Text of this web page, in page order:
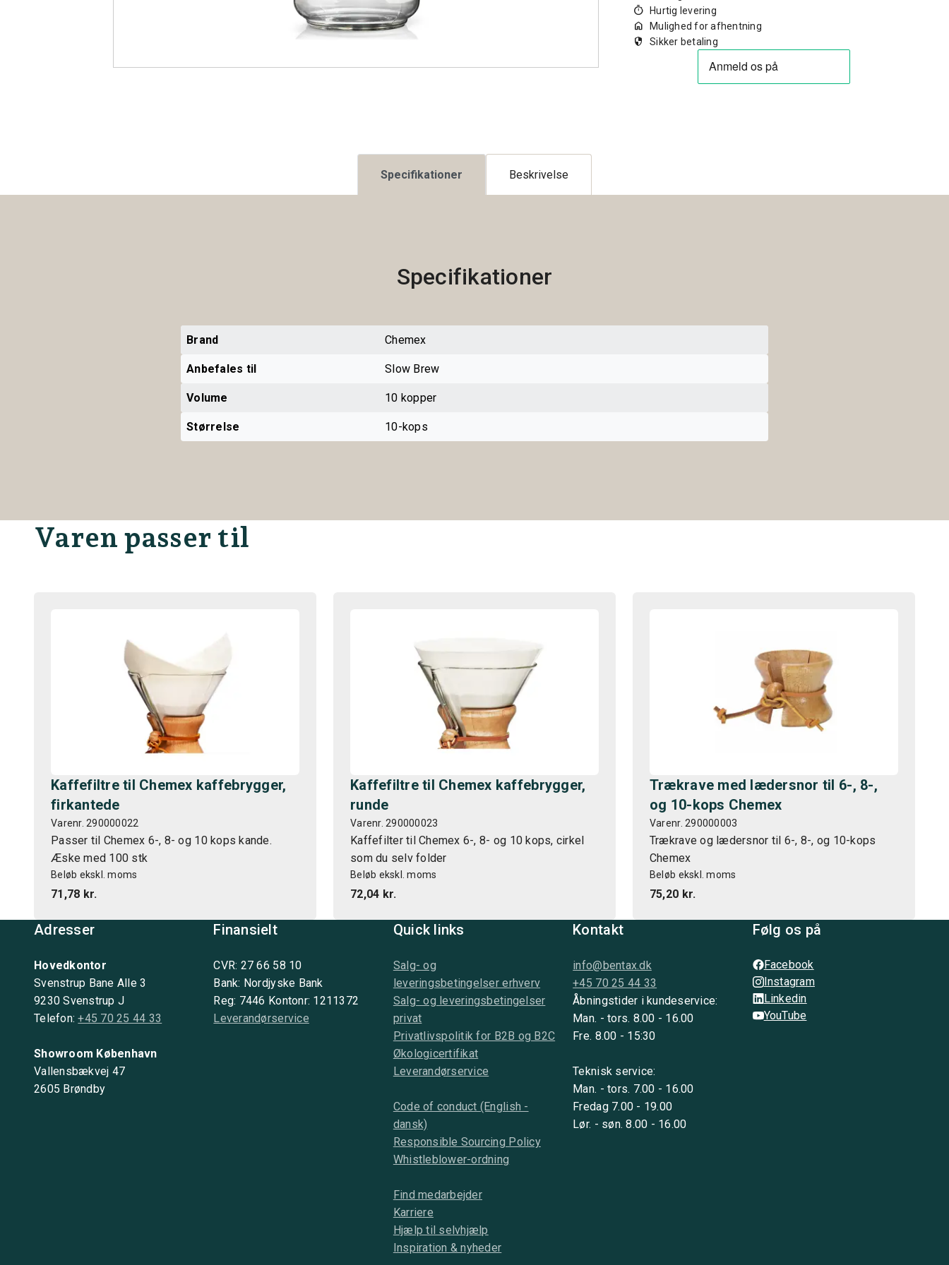
timer Hurtig levering
home Mulighed for afhentning
security Sikker betaling
Specifikationer Beskrivelse
Specifikationer
Brand Chemex
Anbefales til Slow Brew
Volume 10 kopper
Størrelse 10-kops
Varen passer til
Kaffefiltre til Chemex kaffebrygger,
firkantede
Varenr. 290000022
Passer til Chemex 6-, 8- og 10 kops kande.
Æske med 100 stk
Beløb ekskl. moms
71,78 kr.
Kaffefiltre til Chemex kaffebrygger,
runde
Varenr. 290000023
Kaffefilter til Chemex 6-, 8- og 10 kops, cirkel
som du selv folder
Beløb ekskl. moms
72,04 kr.
Trækrave med lædersnor til 6-, 8-,
og 10-kops Chemex
Varenr. 290000003
Trækrave og lædersnor til 6-, 8-, og 10-kops
Chemex
Beløb ekskl. moms
75,20 kr.
Adresser
Hovedkontor
Svenstrup Bane Alle 3
9230 Svenstrup J
Telefon:+45 70 25 44 33
Showroom København
Vallensbækvej 47
2605 Brøndby
Finansielt
CVR: 27 66 58 10
Bank: Nordjyske Bank
Reg: 7446 Kontonr: 1211372
Leverandørservice
Quick links
Salg- og
leveringsbetingelser erhverv
Salg- og leveringsbetingelser
privat
Privatlivspolitik for B2B og B2C
Økologicertifikat
Leverandørservice
Code of conduct (English -
dansk)
Responsible Sourcing Policy
Whistleblower-ordning
Find medarbejder
Karriere
Hjælp til selvhjælp
Inspiration & nyheder
Kontakt
info@bentax.dk
+45 70 25 44 33
Åbningstider i kundeservice:
Man. - tors. 8.00 - 16.00
Fre. 8.00 - 15:30
Teknisk service:
Man. - tors. 7.00 - 16.00
Fredag 7.00 - 19.00
Lør. - søn. 8.00 - 16.00
Følg os på
Facebook
Instagram
Linkedin
YouTube